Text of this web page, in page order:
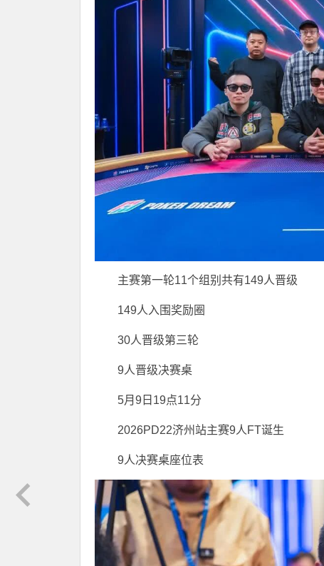
主赛第一轮11个组别共有149人晋级
149人入围奖励圈
30人晋级第三轮
9人晋级决赛桌
5月9日19点11分
2026PD22济州站主赛9人FT诞生
9人决赛桌座位表